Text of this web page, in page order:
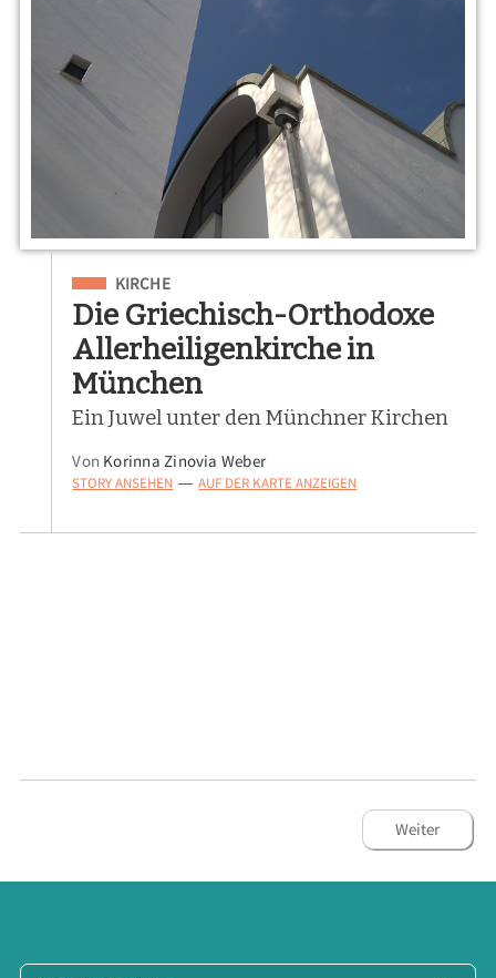
Eingeordnet unter
KIRCHE
Die Griechisch-Orthodoxe
Allerheiligenkirche in
München
Ein Juwel unter den Münchner Kirchen
Von Korinna Zinovia Weber
STORY ANSEHEN — AUF DER KARTE ANZEIGEN
Weiter